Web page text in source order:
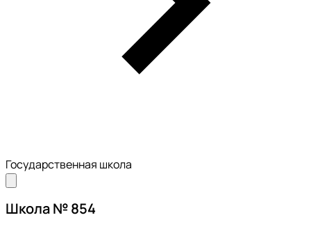
Государственная школа
Школа № 854